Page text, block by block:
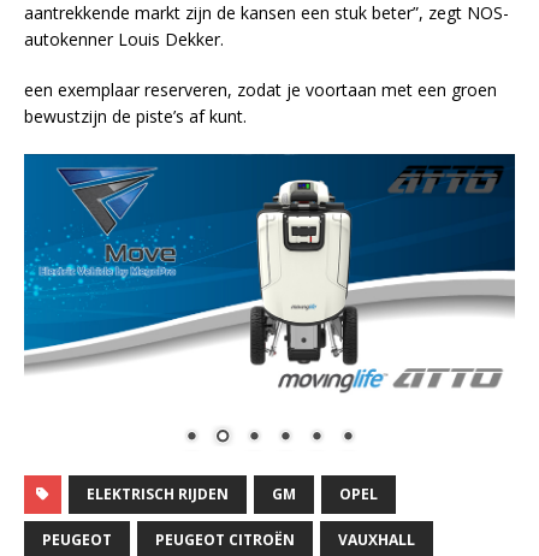
aantrekkende markt zijn de kansen een stuk beter”, zegt NOS-
autokenner Louis Dekker.
een exemplaar reserveren, zodat je voortaan met een groen
bewustzijn de piste’s af kunt.
ELEKTRISCH RIJDEN GM OPEL
PEUGEOT PEUGEOT CITROËN VAUXHALL